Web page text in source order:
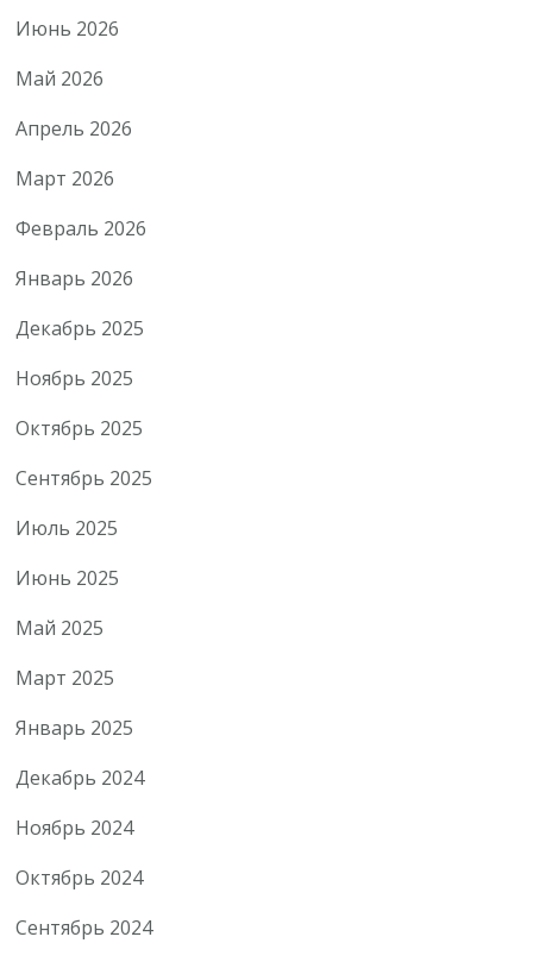
Июнь 2026
Май 2026
Апрель 2026
Март 2026
Февраль 2026
Январь 2026
Декабрь 2025
Ноябрь 2025
Октябрь 2025
Сентябрь 2025
Июль 2025
Июнь 2025
Май 2025
Март 2025
Январь 2025
Декабрь 2024
Ноябрь 2024
Октябрь 2024
Сентябрь 2024